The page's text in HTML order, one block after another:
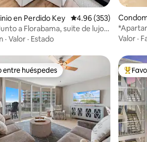
en Perdido Key Calificación
4.96 (353)
a Florabama, suite de lujo
playa
· Valor · Estado Valor ·
entre huéspedes
entre huéspedes De los